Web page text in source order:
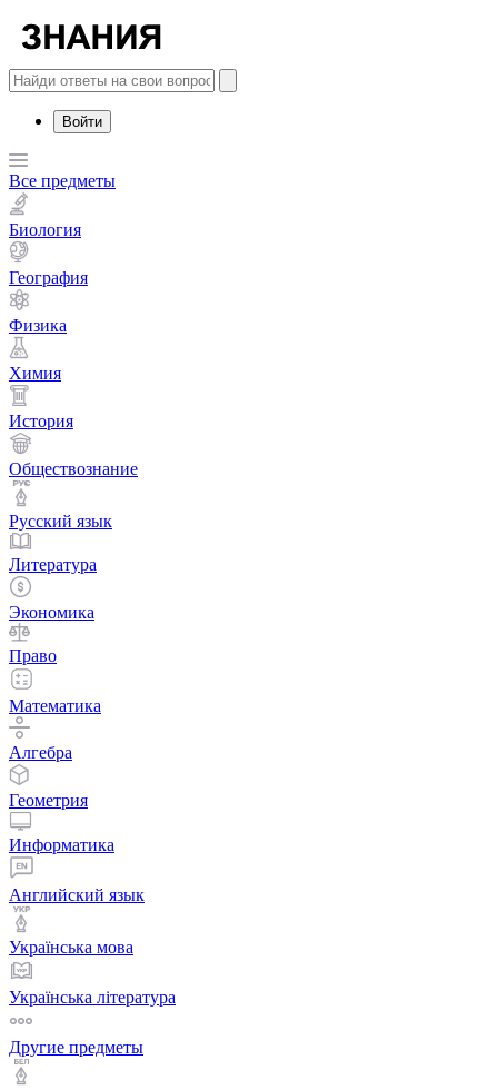
Войти
Все предметы
Биология
География
Физика
Химия
История
Обществознание
Русский язык
Литература
Экономика
Право
Математика
Алгебра
Геометрия
Информатика
Английский язык
Українська мова
Українська література
Другие предметы